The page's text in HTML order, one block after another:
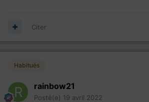
Citer
Habitués
rainbow21
Posté(e) 19 avril 2022